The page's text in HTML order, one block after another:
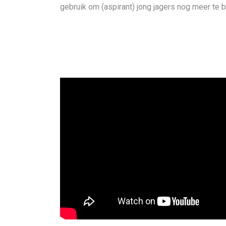
gebruik om (aspirant) jong jagers nog meer te